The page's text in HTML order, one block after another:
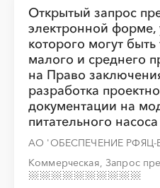
Открытый запрос
электронной форме,
которого могут
малого и среднего
на Право
разработка
документации на
питательного
АО 'ОБЕСПЕЧЕНИЕ
Коммерческая, Запрос